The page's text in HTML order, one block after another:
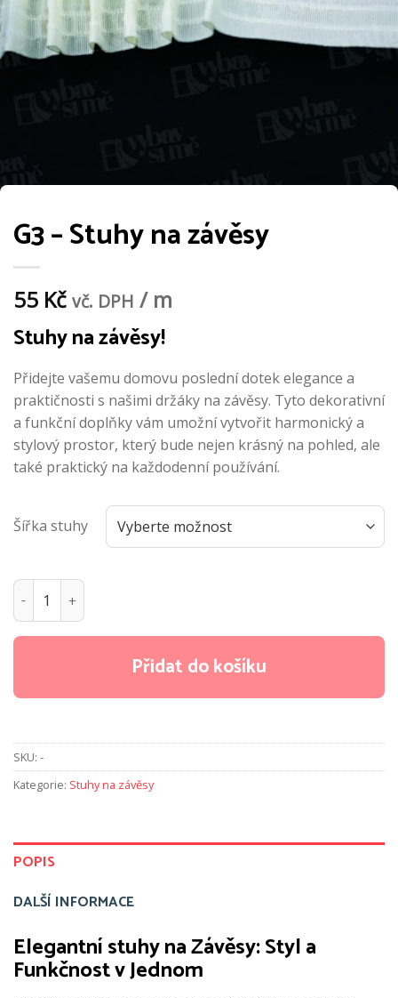
G3 – Stuhy na závěsy
55 Kč vč. DPH / m
Stuhy na závěsy!
Přidejte vašemu domovu poslední dotek elegance a
praktičnosti s našimi držáky na závěsy. Tyto dekorativní
a funkční doplňky vám umožní vytvořit harmonický a
stylový prostor, který bude nejen krásný na pohled, ale
také praktický na každodenní používání.
Šířka stuhy
G3 - Stuhy na závěsy množství
Přidat do košíku
SKU: -
Kategorie: Stuhy na závěsy
POPIS
DALŠÍ INFORMACE
Elegantní stuhy na Závěsy: Styl a
Funkčnost v Jednom